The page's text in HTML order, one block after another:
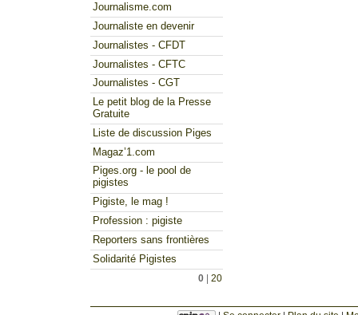
Journalisme.com
Journaliste en devenir
Journalistes - CFDT
Journalistes - CFTC
Journalistes - CGT
Le petit blog de la Presse
Gratuite
Liste de discussion Piges
Magaz’1.com
Piges.org - le pool de
pigistes
Pigiste, le mag !
Profession : pigiste
Reporters sans frontières
Solidarité Pigistes
0 20